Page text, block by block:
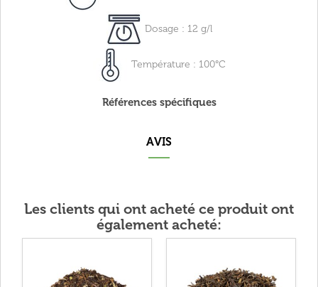
Dosage : 12 g/l
Température : 100°C
Références spécifiques
AVIS
Les clients qui ont acheté ce produit ont
également acheté: